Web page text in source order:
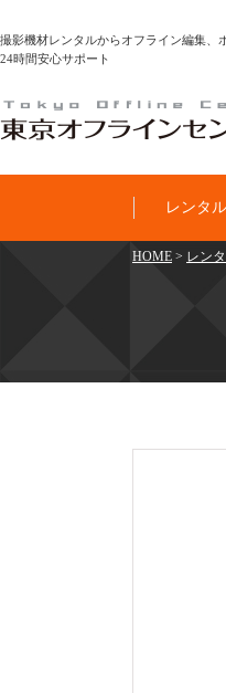
撮影機材レンタルからオフライン編集、
24時間安心サポート
レンタ
HOME > レン